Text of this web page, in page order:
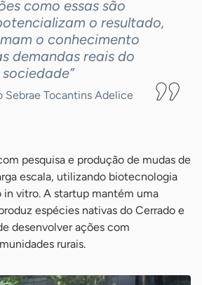
como essas são
o resultado,
o conhecimento
demandas reais do
Sebrae Tocantins Adelice
pesquisa e produção de mudas de
escala, utilizando biotecnologia
in vitro. A startup mantém uma
espécies nativas do Cerrado e
desenvolver ações com
rurais.